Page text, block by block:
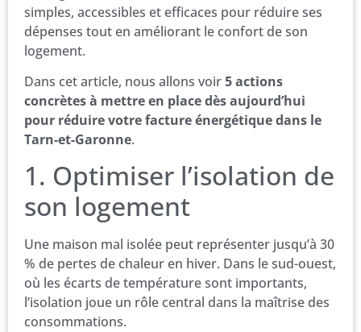
simples, accessibles et efficaces pour réduire ses
dépenses tout en améliorant le confort de son
logement.
Dans cet article, nous allons voir5 actions
concrètes à mettre en place dès aujourd’hui
pour réduire votre facture énergétique dans le
Tarn-et-Garonne.
1. Optimiser l’isolation de
son logement
Une maison mal isolée peut représenter jusqu’à 30
% de pertes de chaleur en hiver. Dans le sud-ouest,
où les écarts de température sont importants,
l’isolation joue un rôle central dans la maîtrise des
consommations.